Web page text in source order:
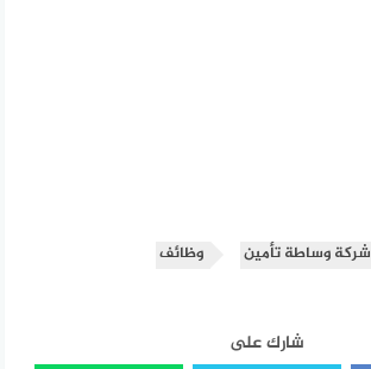
شركة وساطة تأمين وظائف
شارك على